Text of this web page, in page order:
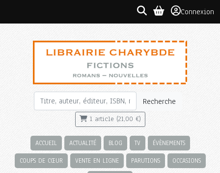
Connexion
Recherche
1 article (21,00 €)
ACCUEIL ACTUALITÉ BLOG TV ÉVÈNEMENTS
COUPS DE CŒUR VENTE EN LIGNE PARUTIONS OCCASIONS